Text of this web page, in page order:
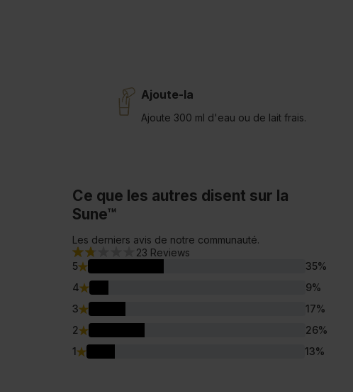
Ajoute-la
Ajoute 300 ml d'eau ou de lait frais.
Ce que les autres disent sur la
Sune™
Les derniers avis de notre communauté.
23 Reviews
5
35%
4
9%
3
17%
2
26%
1
13%